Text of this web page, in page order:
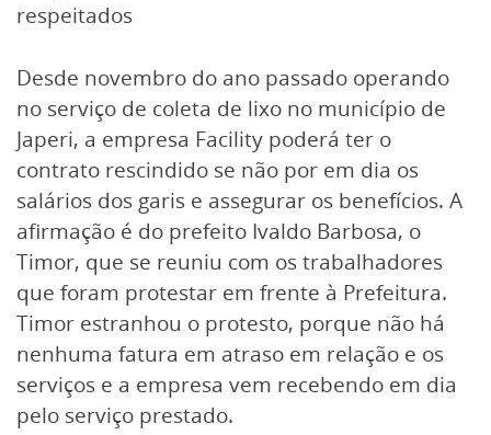
respeitados
Desde novembro do ano passado operando
no serviço de coleta de lixo no município de
Japeri, a empresa Facility poderá ter o
contrato rescindido se não por em dia os
salários dos garis e assegurar os benefícios. A
afirmação é do prefeito Ivaldo Barbosa, o
Timor, que se reuniu com os trabalhadores
que foram protestar em frente à Prefeitura.
Timor estranhou o protesto, porque não há
nenhuma fatura em atraso em relação e os
serviços e a empresa vem recebendo em dia
pelo serviço prestado.